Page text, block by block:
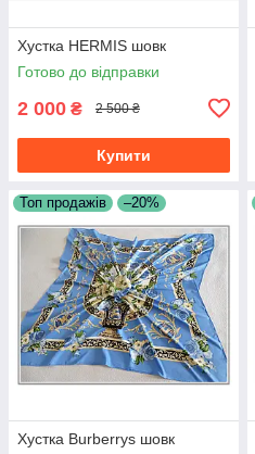
Хустка HERMIS шовк
Готово до відправки
2 000 ₴ 2 500 ₴
Купити
Топ продажів –20%
Хустка Burberrys шовк